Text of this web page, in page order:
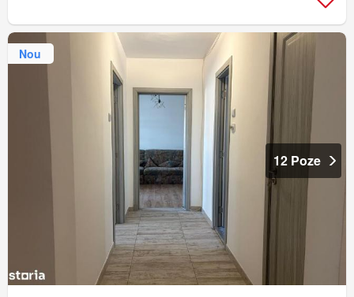
Nou
12 Poze